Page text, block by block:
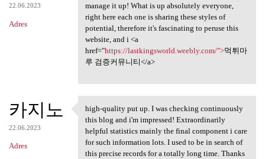
22.06.2023
Adres
manage it up! What is up absolutely everyone,
right here each one is sharing these styles of
potential, therefore it's fascinating to peruse this
website, and i <a
href="https://lastkingsworld.weebly.com/">먹튀마
루 검증커뮤니티</a>
카지노
22.06.2023
Adres
high-quality put up. I was
high-quality put up. I was checking continuously
this blog and i'm impressed! Extraordinarily
helpful statistics mainly the final component i care
for such information lots. I used to be in search of
this precise records for a totally long time. Thanks